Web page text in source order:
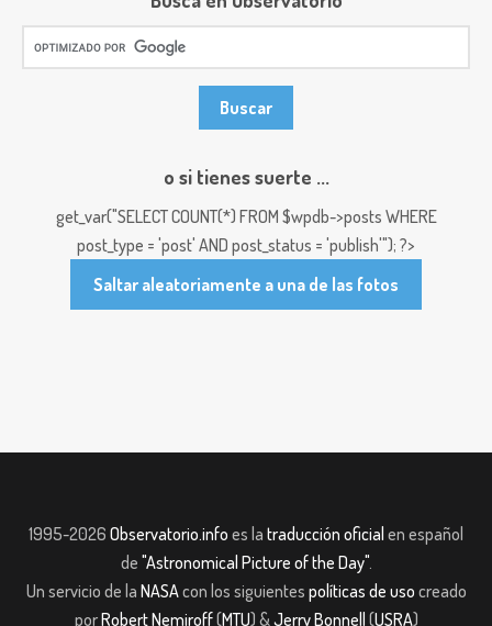
o si tienes suerte ...
get_var("SELECT COUNT(*) FROM $wpdb->posts WHERE
post_type = 'post' AND post_status = 'publish'"); ?>
Saltar aleatoriamente a una de las fotos
1995-2026 Observatorio.info es la traducción oficial en español
de "Astronomical Picture of the Day".
Un servicio de la NASAcon los siguientes políticas de uso creado
porRobert Nemiroff(MTU) &Jerry Bonnell (USRA)